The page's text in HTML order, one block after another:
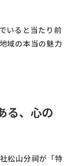
いると当たり前
域の本当の魅力
る、心の
松山分祠が「特